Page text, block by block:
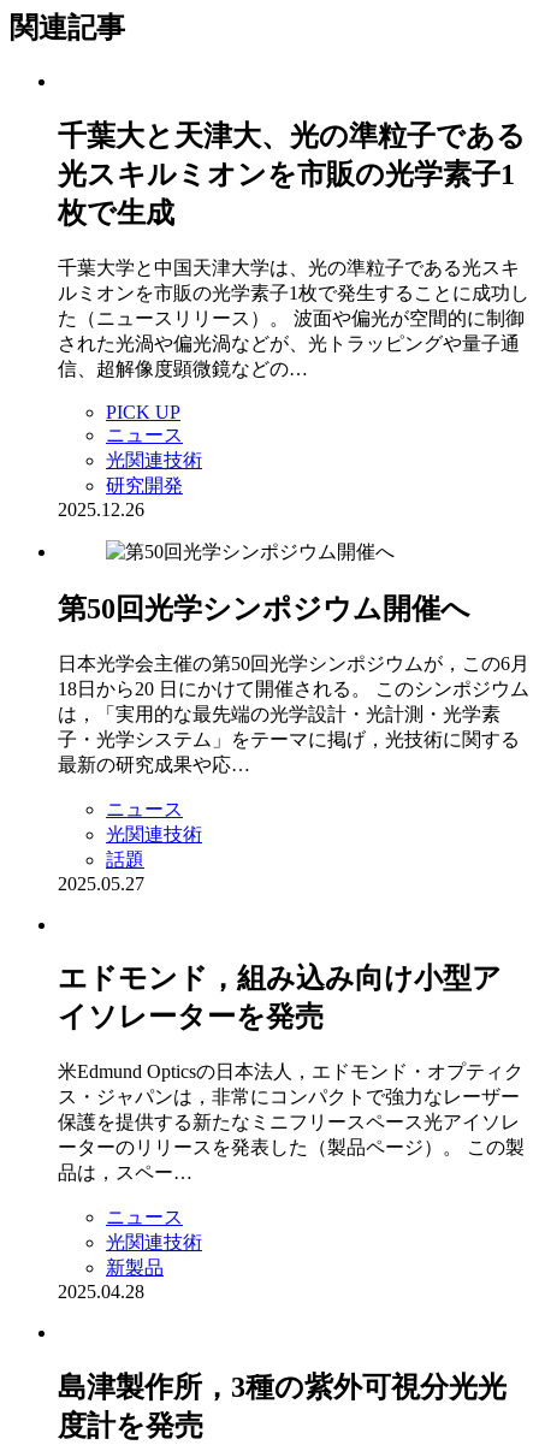
関連記事
千葉大と天津大、光の準粒子である
光スキルミオンを市販の光学素子1
枚で生成
千葉大学と中国天津大学は、光の準粒子である光スキ
ルミオンを市販の光学素子1枚で発生することに成功し
た（ニュースリリース）。 波面や偏光が空間的に制御
された光渦や偏光渦などが、光トラッピングや量子通
信、超解像度顕微鏡などの…
PICK UP
ニュース
光関連技術
研究開発
2025.12.26
第50回光学シンポジウム開催へ
日本光学会主催の第50回光学シンポジウムが，この6月
18日から20 日にかけて開催される。 このシンポジウム
は，「実用的な最先端の光学設計・光計測・光学素
子・光学システム」をテーマに掲げ，光技術に関する
最新の研究成果や応…
ニュース
光関連技術
話題
2025.05.27
エドモンド，組み込み向け小型ア
イソレーターを発売
米Edmund Opticsの日本法人，エドモンド・オプティク
ス・ジャパンは，非常にコンパクトで強力なレーザー
保護を提供する新たなミニフリースペース光アイソレ
ーターのリリースを発表した（製品ページ）。 この製
品は，スペー…
ニュース
光関連技術
新製品
2025.04.28
島津製作所，3種の紫外可視分光光
度計を発売